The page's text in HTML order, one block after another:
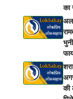
का
की